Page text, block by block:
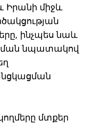
միջև
ինչպես նաև
նպատակով
մտքեր